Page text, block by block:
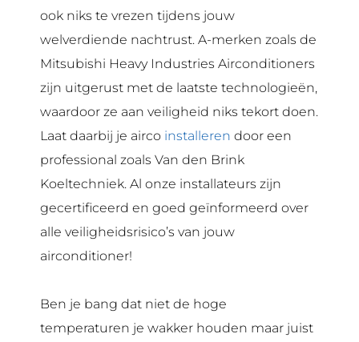
ook niks te vrezen tijdens jouw
welverdiende nachtrust. A-merken zoals de
Mitsubishi Heavy Industries Airconditioners
zijn uitgerust met de laatste technologieën,
waardoor ze aan veiligheid niks tekort doen.
Laat daarbij je airco installeren door een
professional zoals Van den Brink
Koeltechniek. Al onze installateurs zijn
gecertificeerd en goed geïnformeerd over
alle veiligheidsrisico’s van jouw
airconditioner!
Ben je bang dat niet de hoge
temperaturen je wakker houden maar juist